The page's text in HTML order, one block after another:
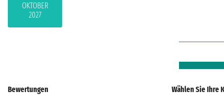
OKTOBER
2027
Bewertungen Wählen Sie Ihre